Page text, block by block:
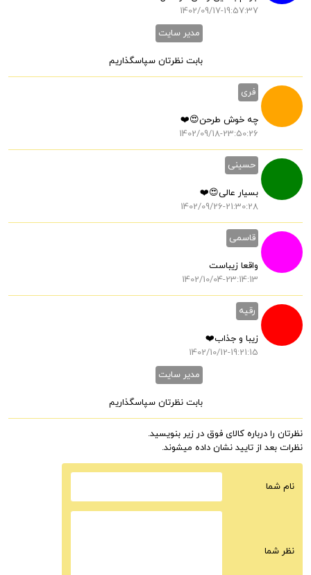
1402/09/17-19:57:37
مدیر سایت
بابت نظرتان سپاسگذاریم
فری
چه خوش طرحن😍❤️
1402/09/18-23:50:26
حسینی
بسیار عالی😍❤️
1402/09/26-21:30:28
قاسمی
واقعا زیباست
1402/10/04-23:14:13
رقیه
زیبا و جذاب❤️
1402/10/12-19:21:15
مدیر سایت
بابت نظرتان سپاسگذاریم
نظرتان را درباره کالای فوق در زیر بنویسید.
نظرات بعد از تایید نشان داده میشوند.
نام شما
نظر شما